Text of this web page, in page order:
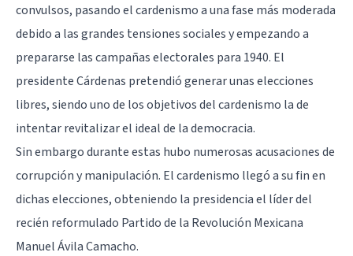
convulsos, pasando el cardenismo a una fase más moderada
debido a las grandes tensiones sociales y empezando a
prepararse las campañas electorales para 1940. El
presidente Cárdenas pretendió generar unas elecciones
libres, siendo uno de los objetivos del cardenismo la de
intentar revitalizar el ideal de la democracia.
Sin embargo durante estas hubo numerosas acusaciones de
corrupción y manipulación. El cardenismo llegó a su fin en
dichas elecciones, obteniendo la presidencia el líder del
recién reformulado Partido de la Revolución Mexicana
Manuel Ávila Camacho.